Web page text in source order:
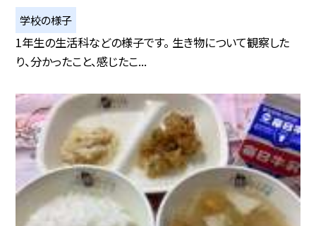
学校の様子
1年生の生活科などの様子です。 生き物について観察した
り、分かったこと、感じたこ...